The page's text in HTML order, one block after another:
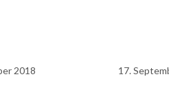
2018 17.